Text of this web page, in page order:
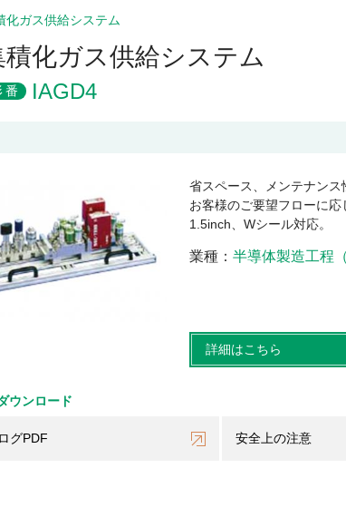
化ガス供給システム
積化ガス供給システム
番 IAGD4
省スペース、メンテナンス
お客様のご要望フローに応
1.5inch、Wシール対応。
業種 半導体製造工程
詳細はこちら
ウンロード
グPDF 安全上の注意